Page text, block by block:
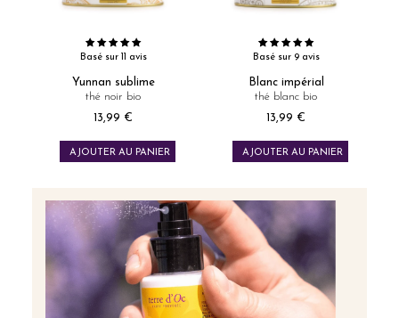
Basé sur 11 avis
Yunnan sublime
thé noir bio
Prix
13,99 €
AJOUTER AU PANIER
Basé sur 9 avis
Blanc impérial
thé blanc bio
Prix
13,99 €
AJOUTER AU PANIER